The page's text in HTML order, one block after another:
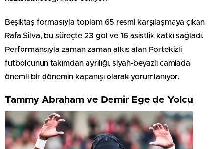
Beşiktaş formasıyla toplam 65 resmi karşılaşmaya çıkan
Rafa Silva, bu süreçte 23 gol ve 16 asistlik katkı sağladı.
Performansıyla zaman zaman alkış alan Portekizli
futbolcunun takımdan ayrılığı, siyah-beyazlı camiada
önemli bir dönemin kapanışı olarak yorumlanıyor.
Tammy Abraham ve Demir Ege de Yolcu